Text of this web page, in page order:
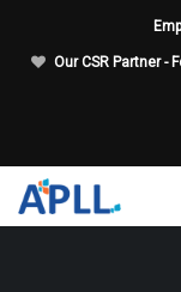
Our CSR Partner -